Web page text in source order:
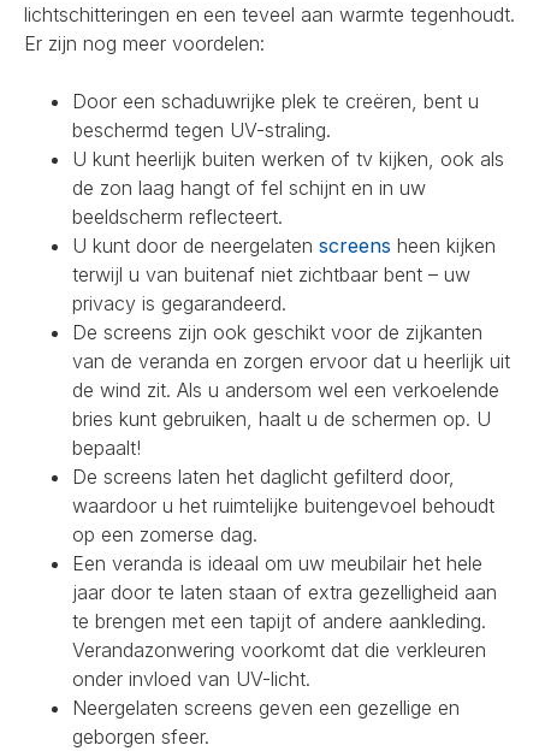
lichtschitteringen en een teveel aan warmte tegenhoudt.
Er zijn nog meer voordelen:
Door een schaduwrijke plek te creëren, bent u
beschermd tegen UV-straling.
U kunt heerlijk buiten werken of tv kijken, ook als
de zon laag hangt of fel schijnt en in uw
beeldscherm reflecteert.
U kunt door de neergelaten screens heen kijken
terwijl u van buitenaf niet zichtbaar bent – uw
privacy is gegarandeerd.
De screens zijn ook geschikt voor de zijkanten
van de veranda en zorgen ervoor dat u heerlijk uit
de wind zit. Als u andersom wel een verkoelende
bries kunt gebruiken, haalt u de schermen op. U
bepaalt!
De screens laten het daglicht gefilterd door,
waardoor u het ruimtelijke buitengevoel behoudt
op een zomerse dag.
Een veranda is ideaal om uw meubilair het hele
jaar door te laten staan of extra gezelligheid aan
te brengen met een tapijt of andere aankleding.
Verandazonwering voorkomt dat die verkleuren
onder invloed van UV-licht.
Neergelaten screens geven een gezellige en
geborgen sfeer.